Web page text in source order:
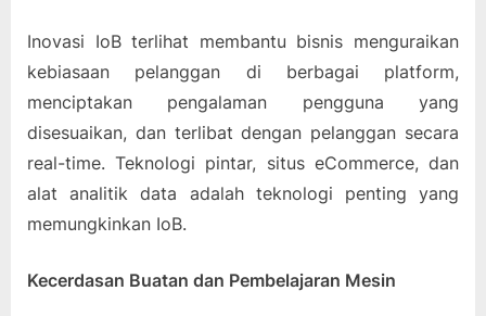
Inovasi IoB terlihat membantu bisnis menguraikan
kebiasaan pelanggan di berbagai platform,
menciptakan pengalaman pengguna yang
disesuaikan, dan terlibat dengan pelanggan secara
real-time. Teknologi pintar, situs eCommerce, dan
alat analitik data adalah teknologi penting yang
memungkinkan IoB.
Kecerdasan Buatan dan Pembelajaran Mesin